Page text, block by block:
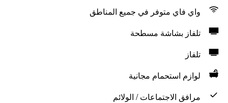
واي فاي متوفر في جميع المناطق
تلفاز بشاشة مسطحة
تلفاز
لوازم استحمام مجانية
مرافق الاجتماعات / الولائم